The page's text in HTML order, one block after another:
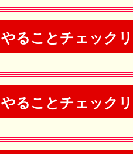
やることチェック
やることチェック